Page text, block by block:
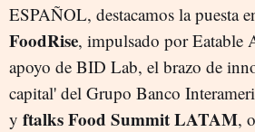
ESPAÑOL, destacamos la puesta
FoodRise, impulsado por Eatable
apoyo de BID Lab, el brazo de
capital' del Grupo Banco
y ftalks Food Summit LATAM,